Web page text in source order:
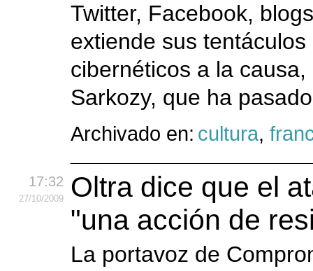
Twitter, Facebook,
extiende sus
cibernéticos a la
Sarkozy, que ha
Archivado en: cultura,
17:32
27/10/2009
Oltra dice que el
"una acción de
La portavoz de